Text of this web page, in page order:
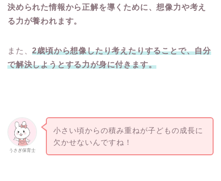
決められた情報から正解を導くために、想像力や考え
る力が養われます。
また、2歳頃から想像したり考えたりすることで、自分
で解決しようとする力が身に付きます。
うさぎ保育士
小さい頃からの積み重ねが子どもの成長に
欠かせないんですね！